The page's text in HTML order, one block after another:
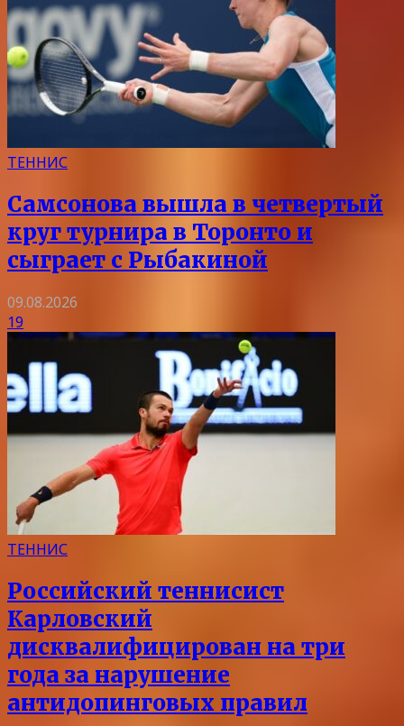
ТЕННИС
Самсонова вышла в четвертый
круг турнира в Торонто и
сыграет с Рыбакиной
09.08.2026
19
ТЕННИС
Российский теннисист
Карловский
дисквалифицирован на три
года за нарушение
антидопинговых правил